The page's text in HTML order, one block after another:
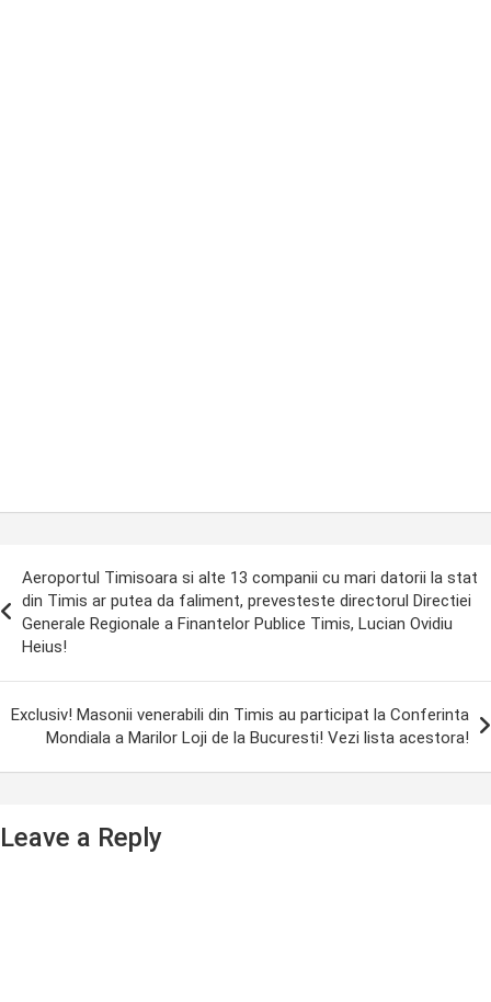
Aeroportul Timisoara si alte 13 companii cu mari datorii la stat
din Timis ar putea da faliment, prevesteste directorul Directiei
Generale Regionale a Finantelor Publice Timis, Lucian Ovidiu
Heius!
Exclusiv! Masonii venerabili din Timis au participat la Conferinta
Mondiala a Marilor Loji de la Bucuresti! Vezi lista acestora!
Leave a Reply